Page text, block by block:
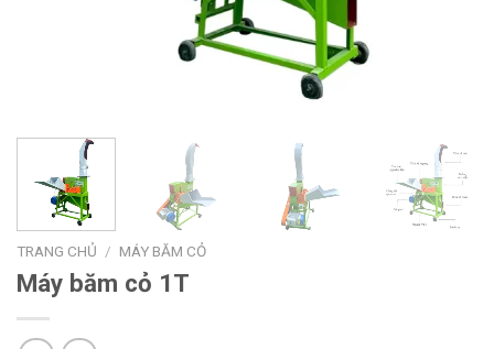
TRANG CHỦ / MÁY BĂM CỎ
Máy băm cỏ 1T